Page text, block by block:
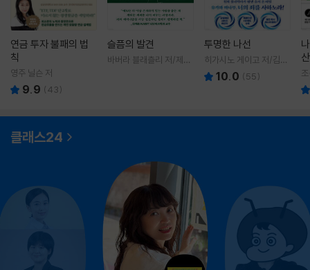
연금 투자 불패의 법
칙
영주 닐슨 저
9.9 (43)
슬픔의 발견
바버라 블래츨리 저/제효
투명한 나선
히가시노 게이고 저/김선
영 역10.0 (55)
클래스24